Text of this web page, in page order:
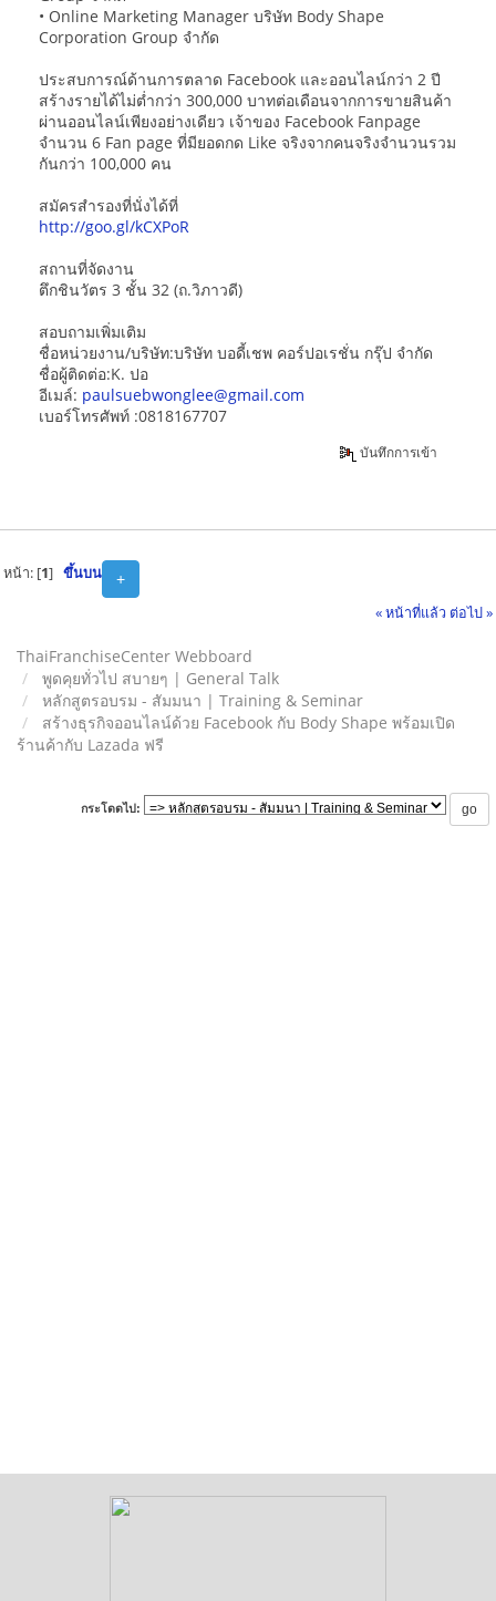
• Online Marketing Manager บริษัท Body Shape
Corporation Group จำกัด
ประสบการณ์ด้านการตลาด Facebook และออนไลน์กว่า 2 ปี
สร้างรายได้ไม่ต่ำกว่า 300,000 บาทต่อเดือนจากการขายสินค้า
ผ่านออนไลน์เพียงอย่างเดียว เจ้าของ Facebook Fanpage
จำนวน 6 Fan page ที่มียอดกด Like จริงจากคนจริงจำนวนรวม
กันกว่า 100,000 คน
สมัครสำรองที่นั่งได้ที่
http://goo.gl/kCXPoR
สถานที่จัดงาน
ตึกชินวัตร 3 ชั้น 32 (ถ.วิภาวดี)
สอบถามเพิ่มเติม
ชื่อหน่วยงาน/บริษัท:บริษัท บอดี้เชพ คอร์ปอเรชั่น กรุ๊ป จำกัด
ชื่อผู้ติดต่อ:K. ปอ
อีเมล์: paulsuebwonglee@gmail.com
เบอร์โทรศัพท์ :0818167707
บันทึกการเข้า
+
หน้า: [1] ขึ้นบน
« หน้าที่แล้ว ต่อไป »
ThaiFranchiseCenter Webboard
พูดคุยทั่วไป สบายๆ | General Talk
หลักสูตรอบรม - สัมมนา | Training & Seminar
สร้างธุรกิจออนไลน์ด้วย Facebook กับ Body Shape พร้อมเปิด
ร้านค้ากับ Lazada ฟรี
กระโดดไป: